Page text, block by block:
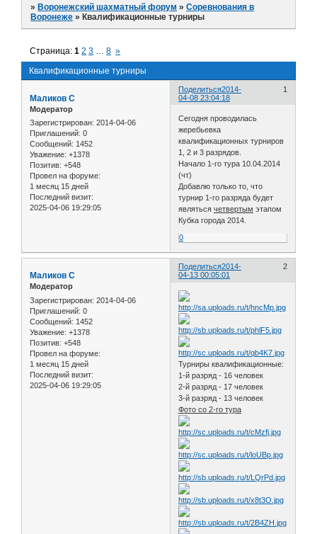
»Воронежский шахматный форум »Соревнования в
Воронеже »Квалификационные турниры
Квалификационные турниры
Страница:1 2 3 … 8 »
Поделиться 1
2014-
04-08 23:04:18
Маликов С
Модератор
Зарегистрирован: 2014-04-06
Приглашений: 0
Сообщений: 1452
Уважение: +1378
Позитив: +548
Провел на форуме:
1 месяц 15 дней
Последний визит:
2025-04-06 19:29:05
Сегодня проводилась
жеребьевка
квалификационных турниров
1, 2 и 3 разрядов.
Начало 1-го тура 10.04.2014
(чт)
Добавлю только то, что
турнир 1-го разряда будет
являтьсячетвертым этапом
Кубка города 2014.
0
Поделиться 2
2014-
04-13 00:05:01
Маликов С
Модератор
Зарегистрирован: 2014-04-06
Приглашений: 0
Сообщений: 1452
Уважение: +1378
Позитив: +548
Провел на форуме:
1 месяц 15 дней
Последний визит:
2025-04-06 19:29:05
Турниры квалификационные:
1-й разряд - 16 человек
2-й разряд - 17 человек
3-й разряд - 13 человек
Фото со 2-го тура